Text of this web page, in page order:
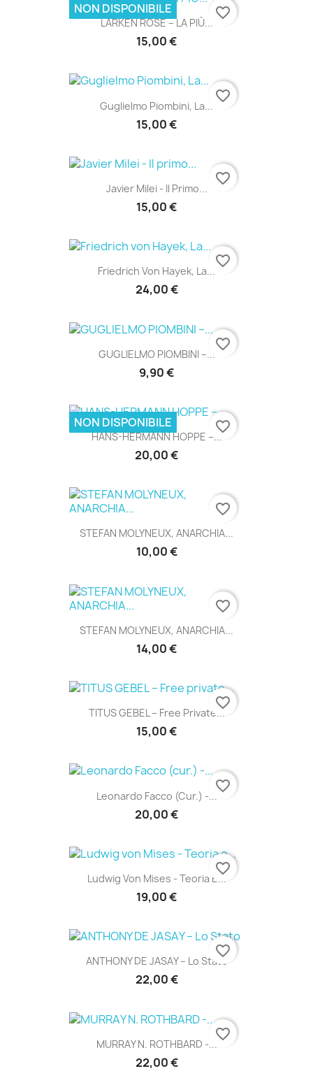
LARKEN ROSE – LA PIÙ...
15,00 €
NON DISPONIBILE favorite_border
Guglielmo Piombini, La...
15,00 €
favorite_border
Javier Milei - Il Primo...
15,00 €
favorite_border
Friedrich Von Hayek, La...
24,00 €
favorite_border
GUGLIELMO PIOMBINI –...
9,90 €
favorite_border
HANS-HERMANN HOPPE –...
20,00 €
NON DISPONIBILE favorite_border
STEFAN MOLYNEUX, ANARCHIA...
10,00 €
favorite_border
STEFAN MOLYNEUX, ANARCHIA...
14,00 €
favorite_border
TITUS GEBEL – Free Private...
15,00 €
favorite_border
Leonardo Facco (cur.) -...
20,00 €
favorite_border
Ludwig Von Mises - Teoria E...
19,00 €
favorite_border
ANTHONY DE JASAY – Lo Stato
22,00 €
favorite_border
MURRAY N. ROTHBARD -...
22,00 €
favorite_border